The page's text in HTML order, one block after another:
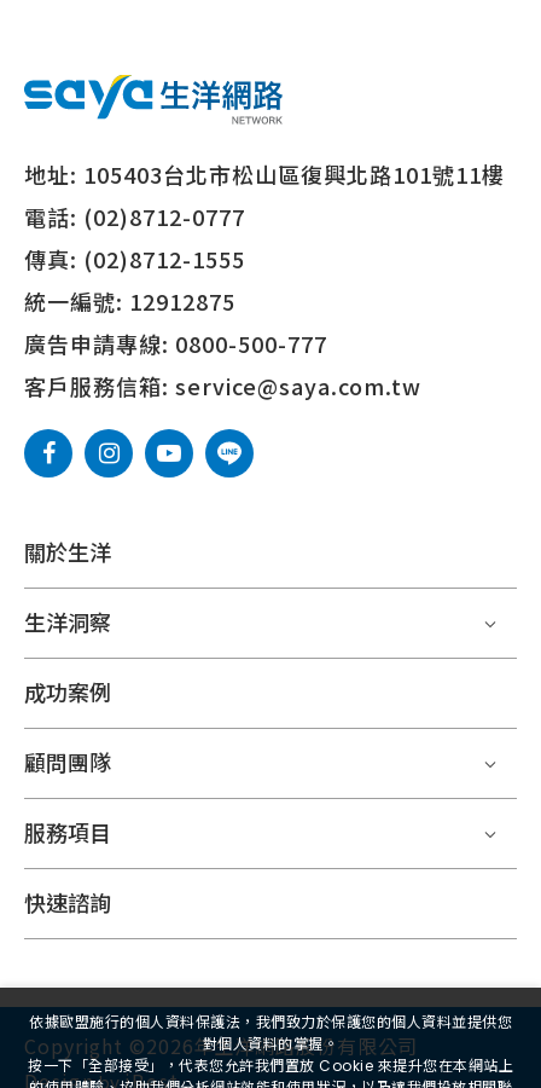
地址: 105403台北市松山區復興北路101號11樓
電話: (02)8712-0777
傳真: (02)8712-1555
統一編號: 12912875
廣告申請專線: 0800-500-777
客戶服務信箱: service@saya.com.tw
關於生洋
生洋洞察
成功案例
顧問團隊
服務項目
快速諮詢
Copyright ©2026年生洋網路股份有限公司
Design by iBest
依據歐盟施行的個人資料保護法，我們致力於保護您的個人資料並提供您
對個人資料的掌握。
按一下「全部接受」，代表您允許我們置放 Cookie 來提升您在本網站上